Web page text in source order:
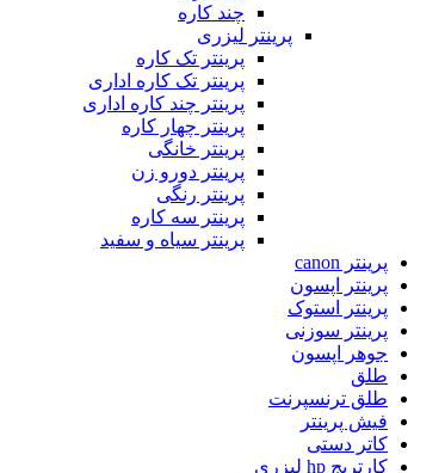
چند کاره
پرینتر لیزری
پرینتر تک کاره
پرینتر تک کاره اداری
پرینتر چند کاره اداری
پرینتر چهار کاره
پرینتر خانگی
پرینتر دورو زن
پرینتر رنگی
پرینتر سه کاره
پرینتر سیاه و سفید
پرینتر canon
پرینتر اپسون
پرینتر استوک
پرینتر سوزنی
جوهر اپسون
طلق
طلق ترنسپرنت
فیش پرینتر
کاتر دستی
کارتریج hp لیزری